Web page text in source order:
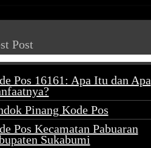
Post
Pos 16161: Apa Itu dan Apa
Pinang Kode Pos
Pos Kecamatan Pabuaran
Sukabumi